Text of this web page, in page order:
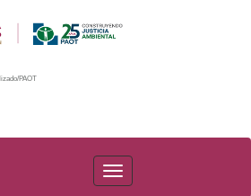
PAOT
PAOT